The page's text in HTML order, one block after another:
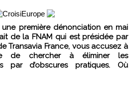
de la FNAM qui est présidée par
Transavia France, vous accusez à
de chercher à éliminer les
par d’obscures pratiques. Où